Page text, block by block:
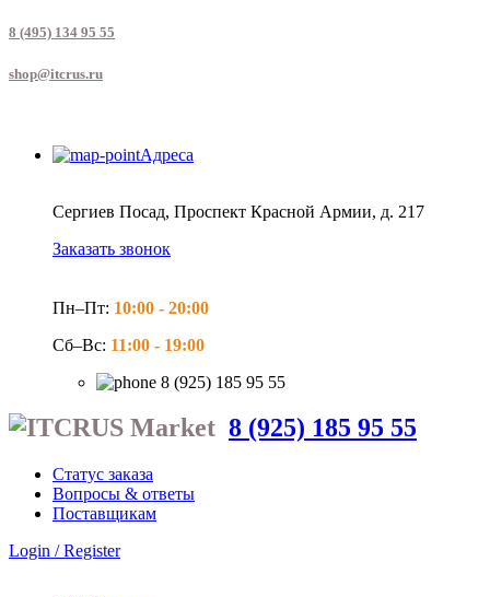
8 (495) 134 95 55
shop@itcrus.ru
Адреса
Сергиев Посад, Проспект Красной Армии, д. 217
Заказать звонок
Пн–Пт: 10:00 - 20:00
Сб–Вс: 11:00 - 19:00
8 (925) 185 95 55
8 (925) 185 95 55
Статус заказа
Вопросы & ответы
Поставщикам
Login / Register